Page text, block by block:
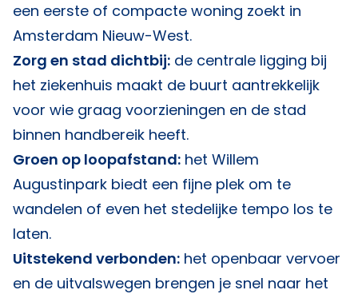
een eerste of compacte woning zoekt in
Amsterdam Nieuw-West.
Zorg en stad dichtbij: de centrale ligging bij
het ziekenhuis maakt de buurt aantrekkelijk
voor wie graag voorzieningen en de stad
binnen handbereik heeft.
Groen op loopafstand: het Willem
Augustinpark biedt een fijne plek om te
wandelen of even het stedelijke tempo los te
laten.
Uitstekend verbonden: het openbaar vervoer
en de uitvalswegen brengen je snel naar het